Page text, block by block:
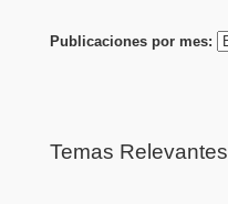
Publicaciones por mes:
Temas Relevantes